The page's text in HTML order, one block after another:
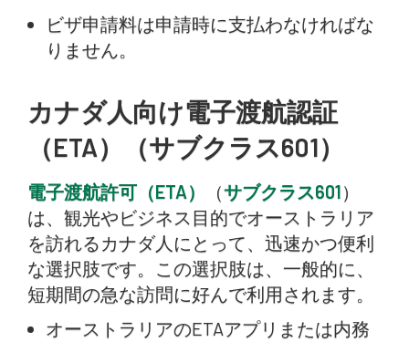
ビザ申請料は申請時に支払わなければな
りません。
カナダ人向け電子渡航認証
（ETA）（サブクラス601）
電子渡航許可（ETA） （サブクラス601）
は、観光やビジネス目的でオーストラリア
を訪れるカナダ人にとって、迅速かつ便利
な選択肢です。この選択肢は、一般的に、
短期間の急な訪問に好んで利用されます。
オーストラリアのETAアプリまたは内務